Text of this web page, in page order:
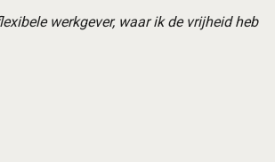
werkgever, waar ik de vrijheid heb